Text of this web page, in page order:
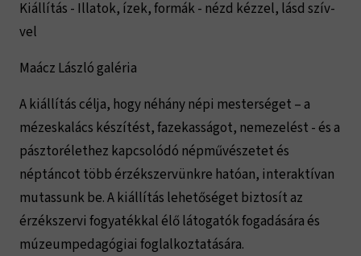
Kiállítás - Illatok, ízek, formák - nézd kéz­zel, lásd szív­
vel
Maácz László galéria
A kiállítás célja, hogy néhány népi mesterséget – a
mézeskalács készítést, fazekasságot, nemezelést - és a
pásztorélethez kapcsolódó népművészetet és
néptáncot több érzékszervünkre hatóan, interaktívan
mutassunk be. A kiállítás lehetőséget biztosít az
érzékszervi fogyatékkal élő látogatók fogadására és
múzeumpedagógiai foglalkoztatására.